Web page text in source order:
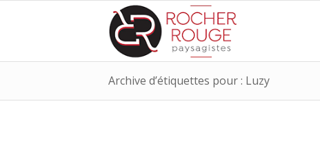
Archive d’étiquettes pour : Luzy